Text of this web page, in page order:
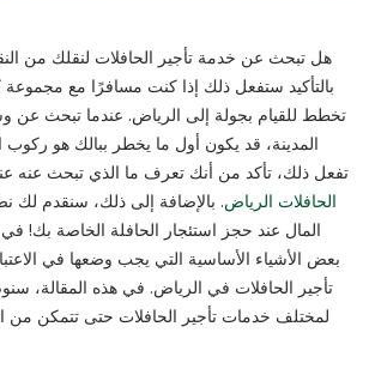
هل تبحث عن خدمة تأجير الحافلات لنقلك من
بالتأكيد ستفعل ذلك إذا كنت مسافرًا مع مجموعة
تخطط للقيام بجولة إلى الرياض. عندما تبحث عن
المدينة، قد يكون أول ما يخطر ببالك هو ركوب
تفعل ذلك، تأكد من أنك تعرف ما الذي تبحث عنه عند
الحافلات الرياض. بالإضافة إلى ذلك، سنقدم لك
المال عند حجز استئجار الحافلة الخاصة بك!
بعض الأشياء الأساسية التي يجب وضعها في
تأجير الحافلات في الرياض. في هذه المقالة،
لمختلف خدمات تأجير الحافلات حتى تتمكن من